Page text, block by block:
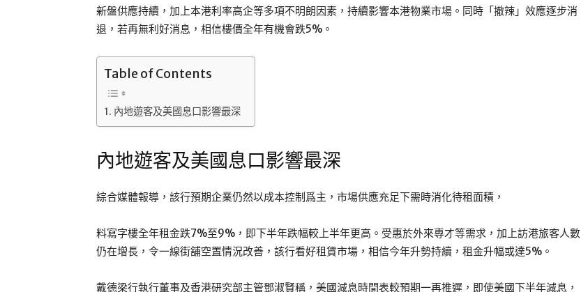
新盤供應持續，加上本港利率高企等多項不明朗因素，持續影響本港物業市場。同時「撤辣」效應逐步消
退，若再無利好消息，相信樓價全年有機會跌5%。
Table of Contents
內地遊客及美國息口影響最深
內地遊客及美國息口影響最深
綜合媒體報導，該行預期企業仍然以成本控制爲主，市場供應充足下需時消化待租面積，
料寫字樓全年租金跌7%至9%，即下半年跌幅較上半年更高。受惠於外來專才等需求，加上訪港旅客人數
仍在增長，令一線街舖空置情況改善，該行看好租賃市場，相信今年升勢持續，租金升幅或達5%。
戴德梁行執行董事及香港研究部主管鄧淑賢稱，美國減息時間表較預期一再推遲，即使美國下半年減息，